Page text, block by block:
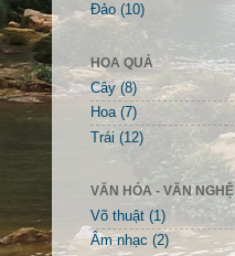
Đảo (10)
HOA QUẢ
Cây (8)
Hoa (7)
Trái (12)
VĂN HÓA - VĂN NGHỆ
Võ thuật (1)
Âm nhạc (2)